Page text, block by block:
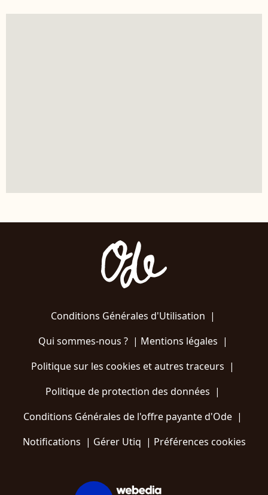
Conditions Générales d'Utilisation |
Qui sommes-nous ?| Mentions légales |
Politique sur les cookies et autres traceurs |
Politique de protection des données |
Conditions Générales de l'offre payante d'Ode |
Notifications | Gérer Utiq | Préférences cookies